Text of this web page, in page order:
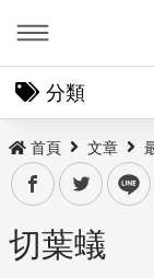
分類
首頁 文章
facebooktwitter line
切葉蟻